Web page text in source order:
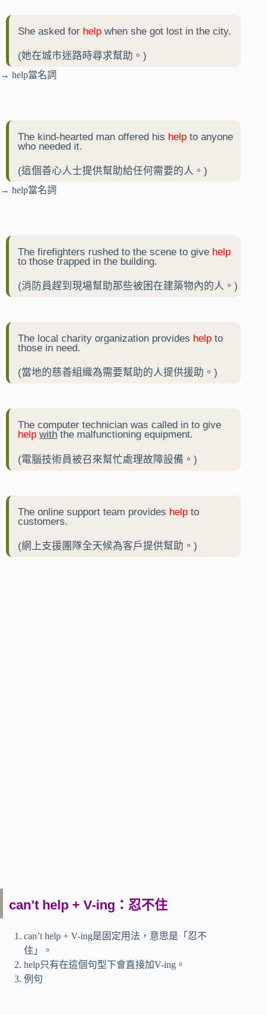
She asked for help when she got lost in the city.
(她在城市迷路時尋求幫助。)
→ help當名詞
The kind-hearted man offered his help to anyone
who needed it.
(這個善心人士提供幫助給任何需要的人。)
→ help當名詞
The firefighters rushed to the scene to give help
to those trapped in the building.
(消防員趕到現場幫助那些被困在建築物內的人。)
The local charity organization provides help to
those in need.
(當地的慈善組織為需要幫助的人提供援助。)
The computer technician was called in to give
help with the malfunctioning equipment.
(電腦技術員被召來幫忙處理故障設備。)
The online support team provides help to
customers.
(網上支援團隊全天候為客戶提供幫助。)
can’t help + V-ing：忍不住
can’t help + V-ing是固定用法，意思是「忍不
住」。
help只有在這個句型下會直接加V-ing。
例句